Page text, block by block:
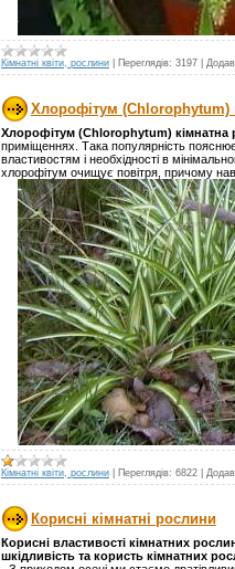
Кімнатні квіти, рослини Переглядів: 3197
Хлорофітум (Chlorophytum)
Хлорофітум (Chlorophytum) кімнатна
приміщеннях. Така популярність
властивостям і необхідності в
хлорофітум очищує повітря, причому
Кімнатні квіти, рослини Переглядів: 6822
Корисні кімнатні рослини
Корисні властивості кімнатних
шкідливість та користь кімнатних